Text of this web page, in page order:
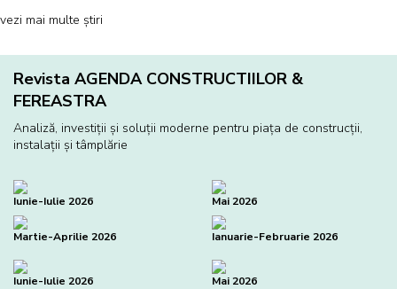
vezi mai multe știri
Revista AGENDA CONSTRUCTIILOR &
FEREASTRA
Analiză, investiţii și soluţii moderne pentru piaţa de construcţii,
instalaţii și tâmplărie
Iunie-Iulie 2026 Mai 2026
Martie-Aprilie 2026 Ianuarie-Februarie 2026
Iunie-Iulie 2026 Mai 2026